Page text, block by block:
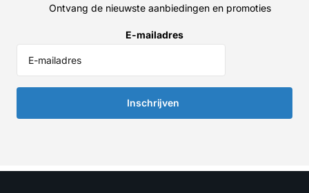
Ontvang de nieuwste aanbiedingen en promoties
E-mailadres
Inschrijven